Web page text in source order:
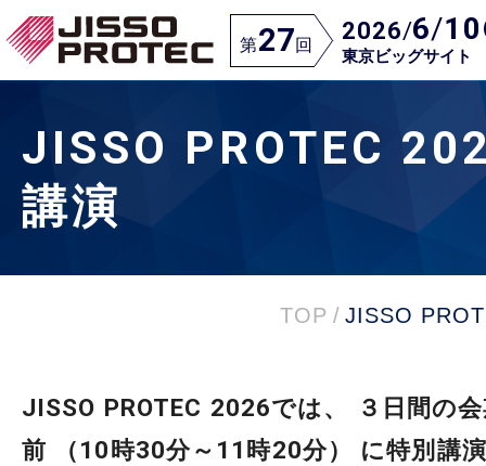
第27回 2026/6/10
東京ビッグサイト
JISSO PROTEC
講演
TOP / JISSO
JISSO PROTEC 2026では、 ３日間の
前 （10時30分～11時20分） に特別講